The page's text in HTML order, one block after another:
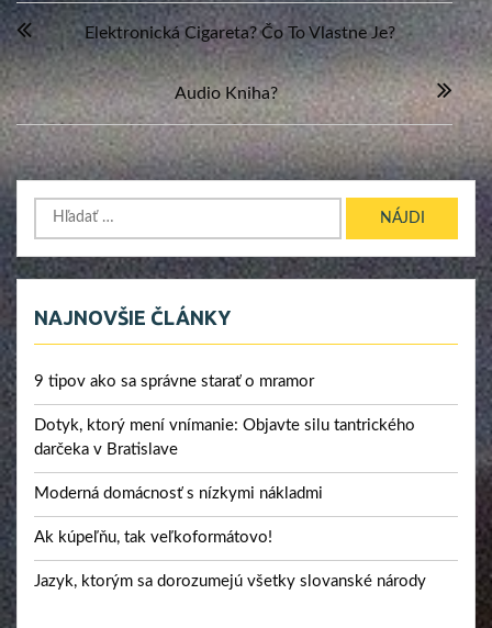
Navigácia
v
článku
Elektronická Cigareta? Čo To Vlastne Je?
Audio Kniha?
Hľadať:
NAJNOVŠIE ČLÁNKY
9 tipov ako sa správne starať o mramor
Dotyk, ktorý mení vnímanie: Objavte silu tantrického
darčeka v Bratislave
Moderná domácnosť s nízkymi nákladmi
Ak kúpeľňu, tak veľkoformátovo!
Jazyk, ktorým sa dorozumejú všetky slovanské národy